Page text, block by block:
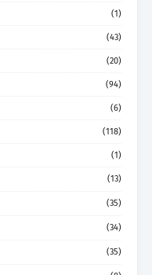
(1)
(43)
(20)
(94)
(6)
(118)
(1)
(13)
(35)
(34)
(35)